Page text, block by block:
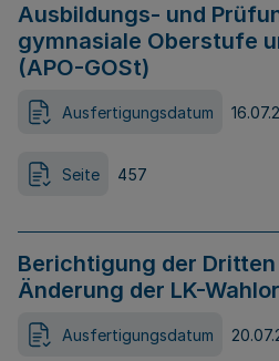
Ausbildungs- und
gymnasiale Oberstufe
(APO-GOSt)
Ausfertigungsdatum
Seite 457
Berichtigung der
Änderung der LK-
Ausfertigungsdatum